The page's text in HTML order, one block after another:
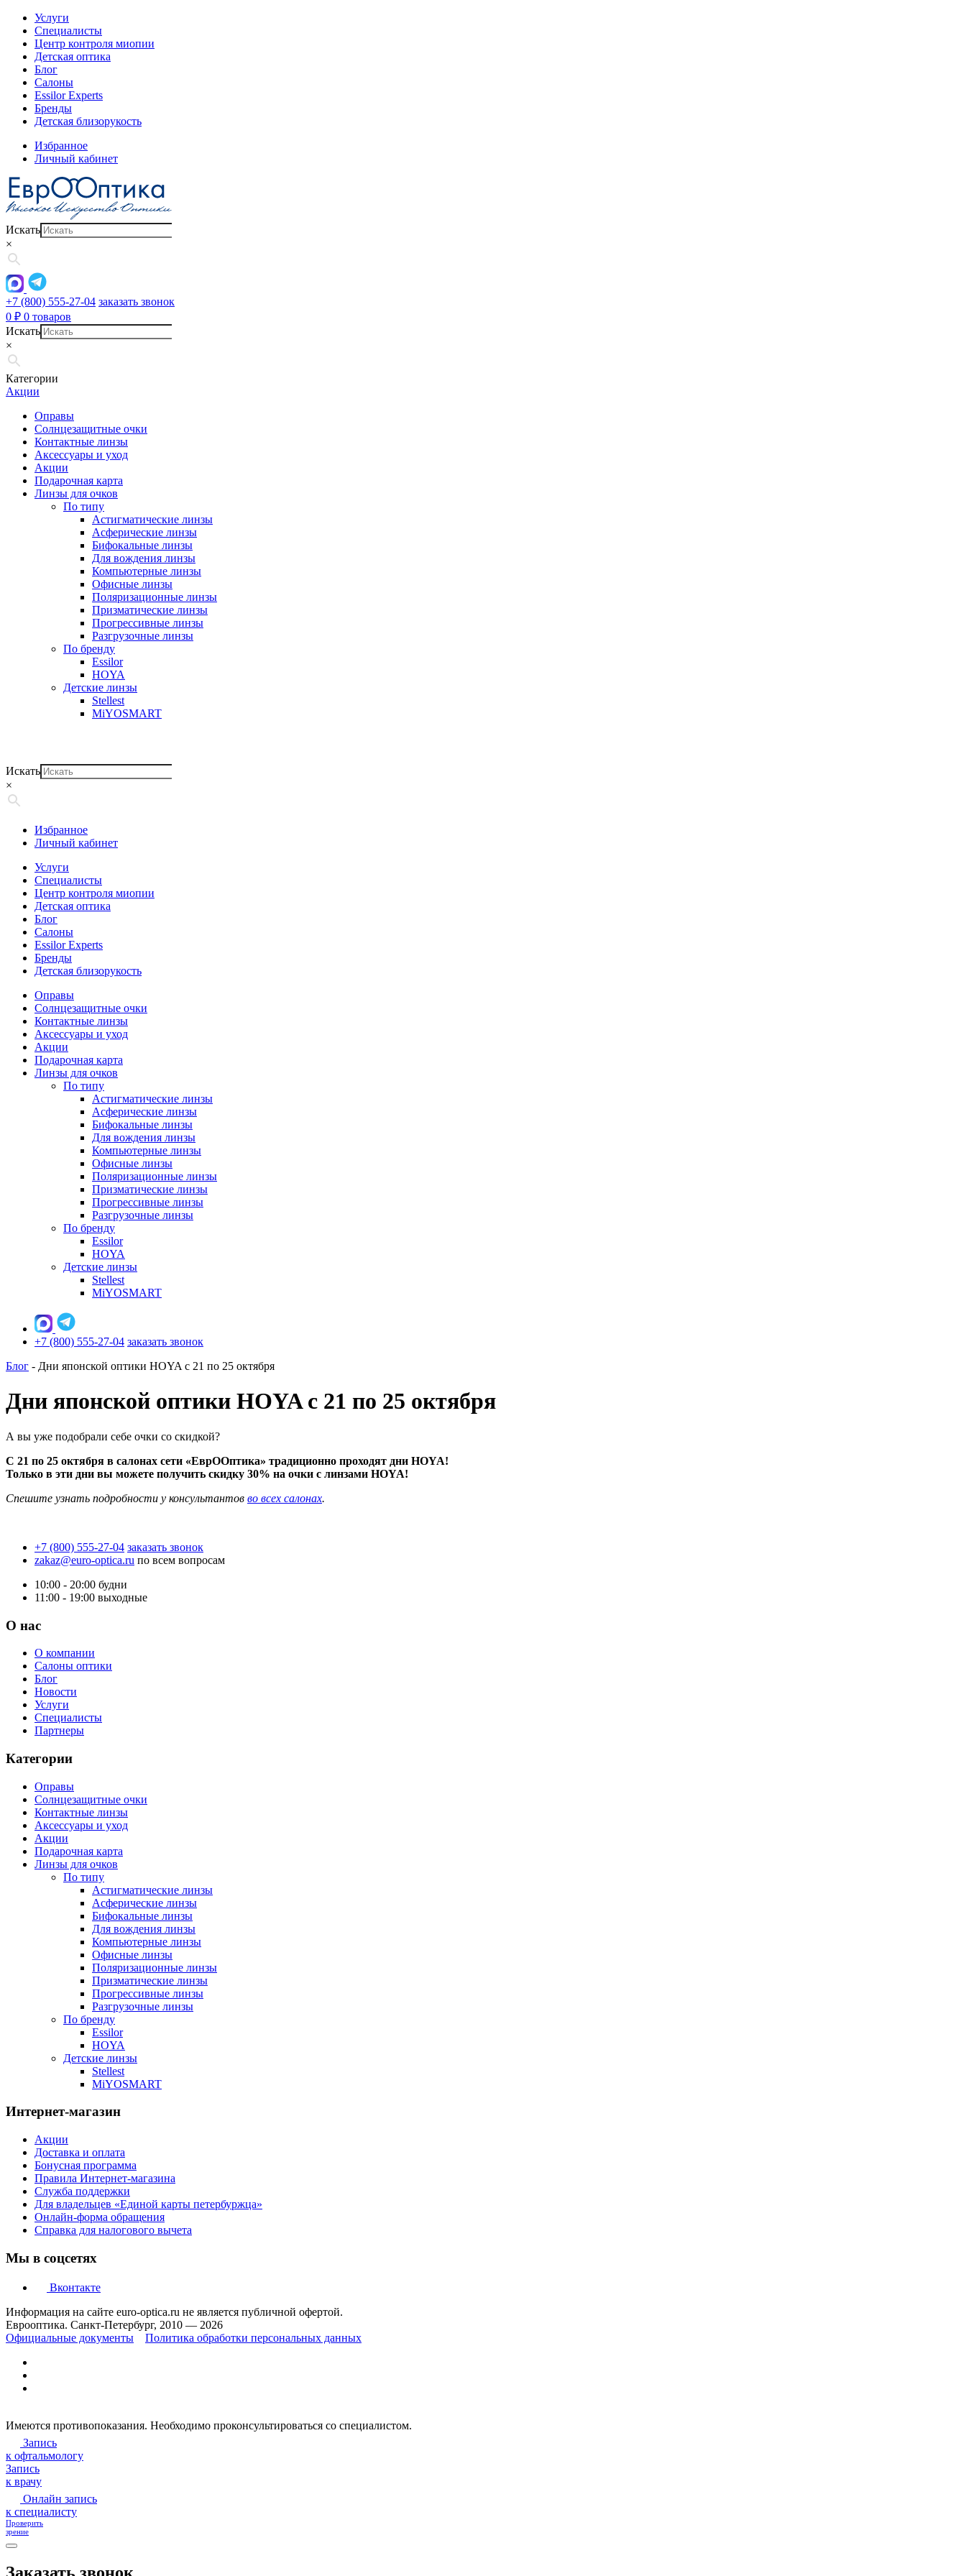
Услуги
Специалисты
Центр контроля миопии
Детская оптика
Блог
Салоны
Essilor Experts
Бренды
Детская близорукость
Избранное
Личный кабинет
Искать
×
+7 (800) 555-27-04 заказать звонок
0 ₽ 0 товаров
Искать
×
Категории
Акции
Оправы
Солнцезащитные очки
Контактные линзы
Аксессуары и уход
Акции
Подарочная карта
Линзы для очков
По типу
Астигматические линзы
Асферические линзы
Бифокальные линзы
Для вождения линзы
Компьютерные линзы
Офисные линзы
Поляризационные линзы
Призматические линзы
Прогрессивные линзы
Разгрузочные линзы
По бренду
Essilor
HOYA
Детские линзы
Stellest
MiYOSMART
Искать
×
Избранное
Личный кабинет
Услуги
Специалисты
Центр контроля миопии
Детская оптика
Блог
Салоны
Essilor Experts
Бренды
Детская близорукость
Оправы
Солнцезащитные очки
Контактные линзы
Аксессуары и уход
Акции
Подарочная карта
Линзы для очков
По типу
Астигматические линзы
Асферические линзы
Бифокальные линзы
Для вождения линзы
Компьютерные линзы
Офисные линзы
Поляризационные линзы
Призматические линзы
Прогрессивные линзы
Разгрузочные линзы
По бренду
Essilor
HOYA
Детские линзы
Stellest
MiYOSMART
+7 (800) 555-27-04 заказать звонок
Блог - Дни японской оптики HOYA с 21 по 25 октября
Дни японской оптики HOYA с 21 по 25 октября
А вы уже подобрали себе очки со скидкой?
С 21 по 25 октября в салонах сети «ЕврООптика» традиционно проходят дни HOYA!
Только в эти дни вы можете получить скидку 30% на очки с линзами HOYA!
Спешите узнать подробности у консультантов во всех салонах.
+7 (800) 555-27-04 заказать звонок
zakaz@euro-optica.ru по всем вопросам
10:00 - 20:00 будни
11:00 - 19:00 выходные
О нас
О компании
Салоны оптики
Блог
Новости
Услуги
Специалисты
Партнеры
Категории
Оправы
Солнцезащитные очки
Контактные линзы
Аксессуары и уход
Акции
Подарочная карта
Линзы для очков
По типу
Астигматические линзы
Асферические линзы
Бифокальные линзы
Для вождения линзы
Компьютерные линзы
Офисные линзы
Поляризационные линзы
Призматические линзы
Прогрессивные линзы
Разгрузочные линзы
По бренду
Essilor
HOYA
Детские линзы
Stellest
MiYOSMART
Интернет-магазин
Акции
Доставка и оплата
Бонусная программа
Правила Интернет-магазина
Служба поддержки
Для владельцев «Единой карты петербуржца»
Онлайн-форма обращения
Справка для налогового вычета
Мы в соцсетях
Вконтакте
Информация на сайте euro-optica.ru не является публичной офертой.
Еврооптика. Санкт-Петербург, 2010 — 2026
Официальные документы
Политика обработки персональных данных
Имеются противопоказания. Необходимо проконсультироваться со специалистом.
Запись
к офтальмологу
Запись
к врачу
Онлайн запись
к специалисту
Проверить
зрение
Заказать звонок